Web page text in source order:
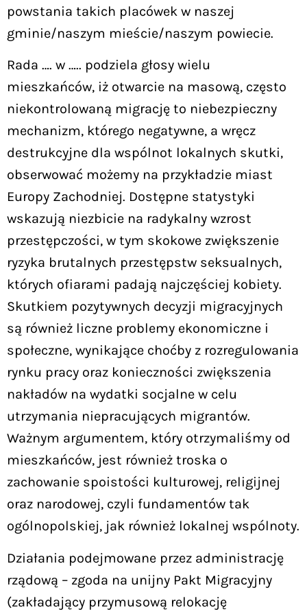
powstania takich placówek w naszej
gminie/naszym mieście/naszym powiecie.
Rada …. w ….. podziela głosy wielu
mieszkańców, iż otwarcie na masową, często
niekontrolowaną migrację to niebezpieczny
mechanizm, którego negatywne, a wręcz
destrukcyjne dla wspólnot lokalnych skutki,
obserwować możemy na przykładzie miast
Europy Zachodniej. Dostępne statystyki
wskazują niezbicie na radykalny wzrost
przestępczości, w tym skokowe zwiększenie
ryzyka brutalnych przestępstw seksualnych,
których ofiarami padają najczęściej kobiety.
Skutkiem pozytywnych decyzji migracyjnych
są również liczne problemy ekonomiczne i
społeczne, wynikające choćby z rozregulowania
rynku pracy oraz konieczności zwiększenia
nakładów na wydatki socjalne w celu
utrzymania niepracujących migrantów.
Ważnym argumentem, który otrzymaliśmy od
mieszkańców, jest również troska o
zachowanie spoistości kulturowej, religijnej
oraz narodowej, czyli fundamentów tak
ogólnopolskiej, jak również lokalnej wspólnoty.
Działania podejmowane przez administrację
rządową – zgoda na unijny Pakt Migracyjny
(zakładający przymusową relokację